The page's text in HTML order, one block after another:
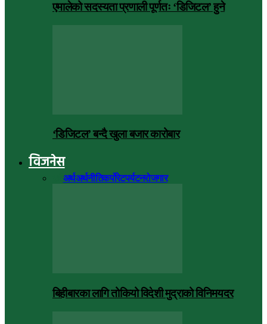
एमालेको सदस्यता प्रणाली पूर्णतः ‘डिजिटल’ हुने
‘डिजिटल’ बन्दै खुला बजार कारोबार
विजनेस
अर्थअर्थनीतिकर्पोरेटपर्यटनरोजगार
बिहीबारका लागि तोकियो विदेशी मुद्राको विनिमयदर